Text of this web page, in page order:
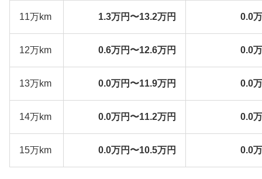
11万km 1.3万円〜13.2万円 0.0
12万km 0.6万円〜12.6万円 0.0
13万km 0.0万円〜11.9万円 0.0
14万km 0.0万円〜11.2万円 0.0
15万km 0.0万円〜10.5万円 0.0